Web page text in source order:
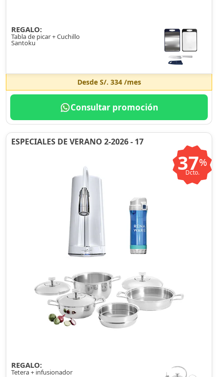
REGALO:
Tabla de picar + Cuchillo
Santoku
Desde S/. 334/mes
Consultar promoción
ESPECIALES DE VERANO 2-2026 - 17
37%
Dcto.
REGALO:
Tetera + infusionador